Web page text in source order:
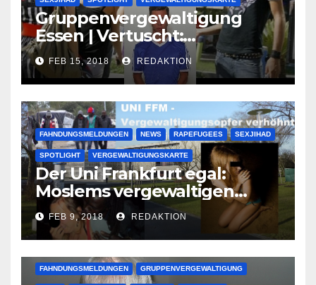
Gruppenvergewaltigung
Essen | Vertuscht:
Lauenburger Gang ist ein
großer Muslimclan
FEB 15, 2018 REDAKTION
FAHNDUNGSMELDUNGEN NEWS RAPEFUGEES SEXJIHAD
SPOTLIGHT VERGEWALTIGUNGSKARTE
Der Uni Frankfurt egal:
Moslems vergewaltigen
deutsche Studentinnen auf
Uni-Campus
FEB 9, 2018 REDAKTION
FAHNDUNGSMELDUNGEN GRUPPENVERGEWALTIGUNG